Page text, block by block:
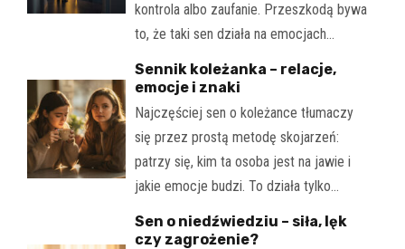
kontrola albo zaufanie. Przeszkodą bywa
to, że taki sen działa na emocjach…
Sennik koleżanka – relacje,
emocje i znaki
Najczęściej sen o koleżance tłumaczy
się przez prostą metodę skojarzeń:
patrzy się, kim ta osoba jest na jawie i
jakie emocje budzi. To działa tylko…
Sen o niedźwiedziu – siła, lęk
czy zagrożenie?